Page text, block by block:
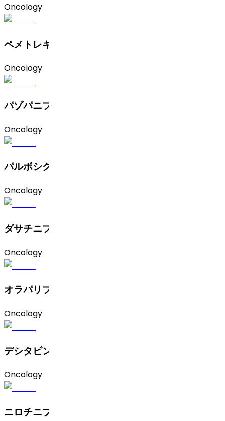
Oncology
ペメトレキセド二ナトリウム七水和物
Oncology
パゾパニブ
Oncology
パルボシクリブ（A型）
Oncology
ダサチニブ一水和物
Oncology
オラパリブ（ A型）
Oncology
デシタビン
Oncology
ニロチニブ塩酸塩